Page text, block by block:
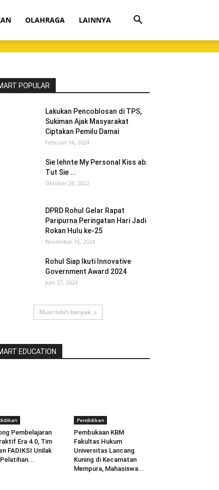
OLAHRAGA LAINNYA
POPULAR
Lakukan Pencoblosan di TPS,
Sukiman Ajak Masyarakat
Ciptakan Pemilu Damai
Februari 14, 2024
Sie lehnte My Personal Kiss ab.
Tut Sie ...
Oktober 26, 2022
DPRD Rohul Gelar Rapat
Paripurna Peringatan Hari Jadi
Rokan Hulu ke-25
November 15, 2024
Rohul Siap Ikuti Innovative
Government Award 2024
Juni 27, 2024
Muat lebih banyak
EDUCATION
Pembelajaran
Era 4.0, Tim
FADIKSI Unilak
Pendidikan
Pembukaan KBM
Fakultas Hukum
Universitas Lancang
Kuning di Kecamatan
Mempura, Mahasiswa...